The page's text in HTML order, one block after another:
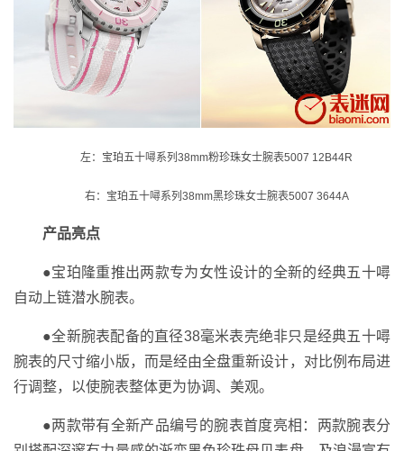
左：宝珀五十噚系列38mm粉珍珠女士腕表5007 12B44R
右：宝珀五十噚系列38mm黑珍珠女士腕表5007 3644A
产品亮点
●宝珀隆重推出两款专为女性设计的全新的经典五十噚
自动上链潜水腕表。
●全新腕表配备的直径38毫米表壳绝非只是经典五十噚
腕表的尺寸缩小版，而是经由全盘重新设计，对比例布局进
行调整，以使腕表整体更为协调、美观。
●两款带有全新产品编号的腕表首度亮相：两款腕表分